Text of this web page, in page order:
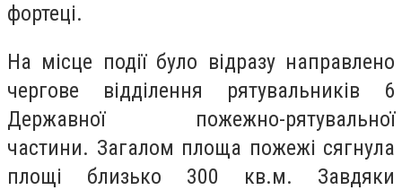
фортеці.
На місце події було відразу направлено
чергове відділення рятувальників 6
Державної пожежно-рятувальної
частини. Загалом площа пожежі сягнула
площі близько 300 кв.м. Завдяки